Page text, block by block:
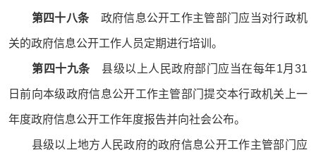
第四十八条政府信息公开工作主管部门应当对行政机
关的政府信息公开工作人员定期进行培训。
第四十九条 县级以上人民政府部门应当在每年1月31
日前向本级政府信息公开工作主管部门提交本行政机关上一
年度政府信息公开工作年度报告并向社会公布。
县级以上地方人民政府的政府信息公开工作主管部门应